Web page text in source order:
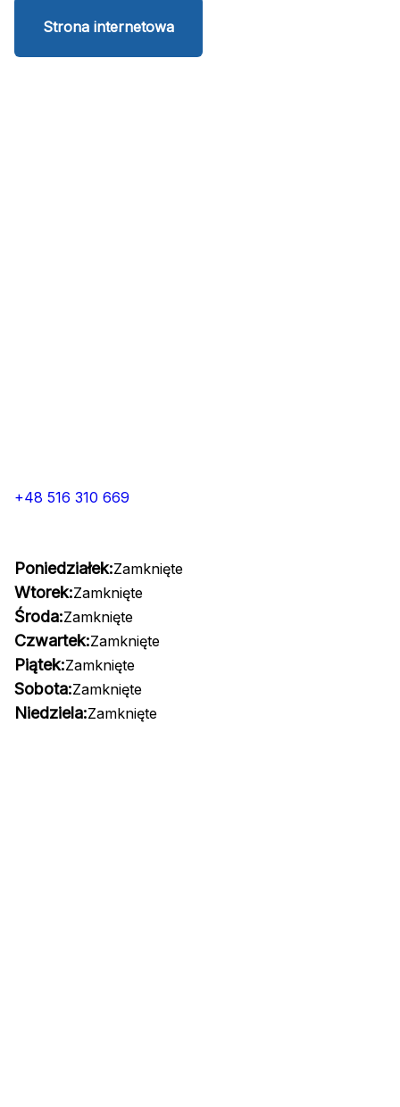
Strona internetowa
+48 516 310 669
Poniedziałek:Zamknięte
Wtorek:Zamknięte
Środa:Zamknięte
Czwartek:Zamknięte
Piątek:Zamknięte
Sobota:Zamknięte
Niedziela:Zamknięte